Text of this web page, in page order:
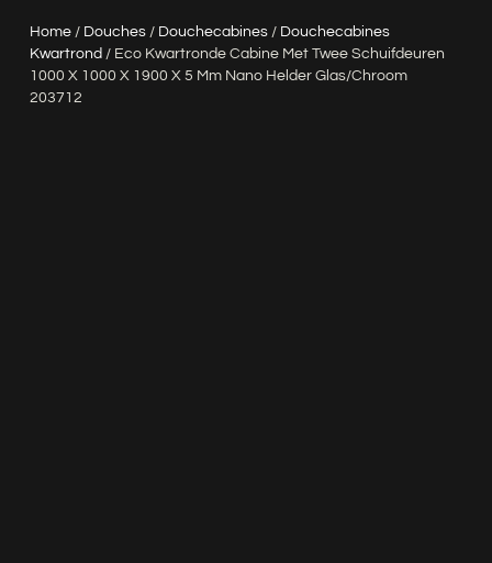
Home/ Douches/ Douchecabines/ Douchecabines
Kwartrond / Eco Kwartronde Cabine Met Twee Schuifdeuren
1000 X 1000 X 1900 X 5 Mm Nano Helder Glas/chroom
203712